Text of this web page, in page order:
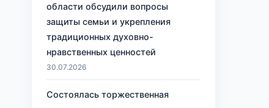
области обсудили вопросы
защиты семьи и укрепления
традиционных духовно-
нравственных ценностей
30.07.2026
Состоялась торжественная